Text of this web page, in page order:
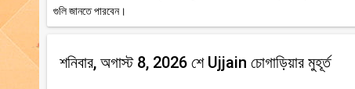
গুলি জানতে পারবেন।
শনিবার, অগাস্ট 8, 2026 শে Ujjain চোগাড়িয়ার মুহূর্ত